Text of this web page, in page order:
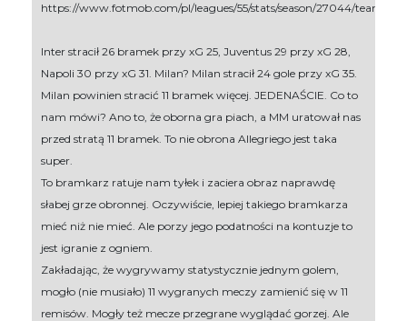
https://www.fotmob.com/pl/leagues/55/stats/season/27044/teams/
Inter stracił 26 bramek przy xG 25, Juventus 29 przy xG 28,
Napoli 30 przy xG 31. Milan? Milan stracił 24 gole przy xG 35.
Milan powinien stracić 11 bramek więcej. JEDENAŚCIE. Co to
nam mówi? Ano to, że oborna gra piach, a MM uratował nas
przed stratą 11 bramek. To nie obrona Allegriego jest taka
super.
To bramkarz ratuje nam tyłek i zaciera obraz naprawdę
słabej grze obronnej. Oczywiście, lepiej takiego bramkarza
mieć niż nie mieć. Ale porzy jego podatności na kontuzje to
jest igranie z ogniem.
Zakładając, że wygrywamy statystycznie jednym golem,
mogło (nie musiało) 11 wygranych meczy zamienić się w 11
remisów. Mogły też mecze przegrane wyglądać gorzej. Ale